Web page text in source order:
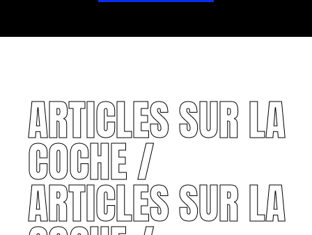
ARTICLES SUR LA
COCHE /
ARTICLES SUR LA